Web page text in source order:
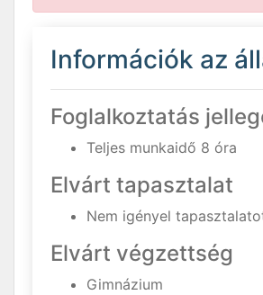
Információk az
Foglalkoztatás
Teljes munkaidő 8 óra
Elvárt tapasztalat
Nem igényel
Elvárt végzettség
Gimnázium